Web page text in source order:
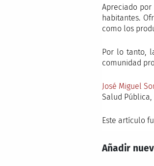
Apreciado
habitantes.
como los
Por lo tanto,
comunidad
José Miguel
Salud Pública,
Este artículo
Añadir